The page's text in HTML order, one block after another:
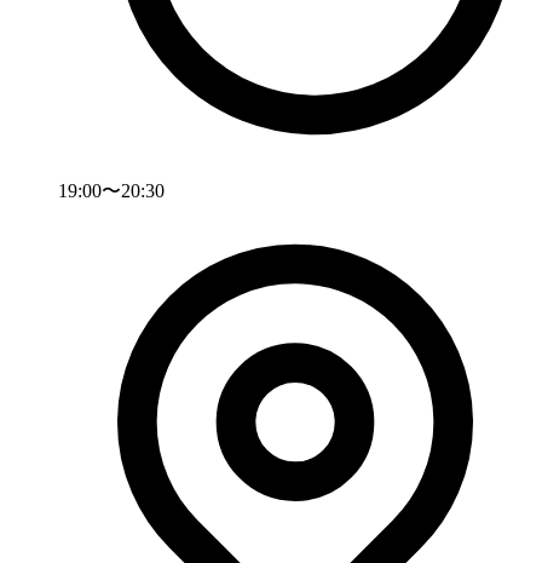
19:00〜20:30